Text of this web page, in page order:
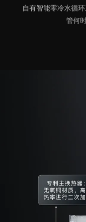
自有智能零冷水循
管何